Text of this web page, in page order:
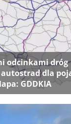
odcinkami dróg
dla
GDDKIA